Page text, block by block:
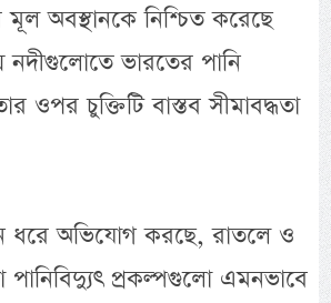
মূল অবস্থানকে নিশ্চিত করেছে
নদীগুলোতে ভারতের পানি
ওপর চুক্তিটি বাস্তব সীমাবদ্ধতা
ধরে অভিযোগ করছে, রাতলে ও
পানিবিদ্যুৎ প্রকল্পগুলো এমনভাবে